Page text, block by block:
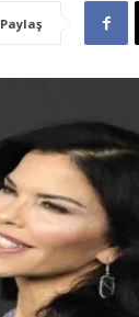
Paylaş